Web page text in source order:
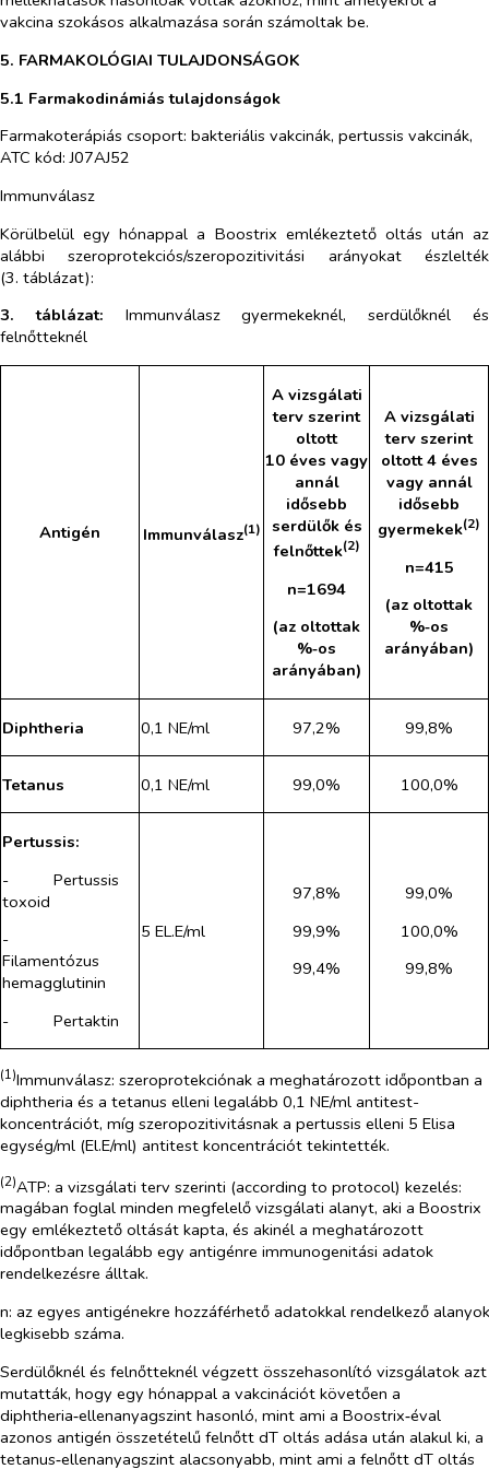
vakcina szokásos alkalmazása során számoltak be.
5. FARMAKOLÓGIAI TULAJDONSÁGOK
5.1 Farmakodinámiás tulajdonságok
Farmakoterápiás csoport: bakteriális vakcinák, pertussis vakcinák,
ATC kód: J07AJ52
Immunválasz
Körülbelül egy hónappal a Boostrix emlékeztető oltás után az
alábbi szeroprotekciós/szeropozitivitási arányokat észlelték
(3. táblázat):
3. táblázat: Immunválasz gyermekeknél, serdülőknél és
felnőtteknél
Antigén Immunválasz(1)
A vizsgálati
terv szerint
oltott
10 éves vagy
annál
idősebb
serdülők és
felnőttek(2)
n=1694
(az oltottak
%‑os
arányában)
A vizsgálati
terv szerint
oltott 4 éves
vagy annál
idősebb
gyermekek(2)
n=415
(az oltottak
%‑os
arányában)
Diphtheria 0,1 NE/ml 97,2% 99,8%
Tetanus 0,1 NE/ml 99,0% 100,0%
Pertussis:
-​
Pertussis
toxoid
-​
Filamentózus
hemagglutinin
-​
Pertaktin
5 EL.E/ml
97,8%
99,9%
99,4%
99,0%
100,0%
99,8%
(1)Immunválasz: szeroprotekciónak a meghatározott időpontban a
diphtheria és a tetanus elleni legalább 0,1 NE/ml antitest-
koncentrációt, míg szeropozitivitásnak a pertussis elleni 5 Elisa
egység/ml (El.E/ml) antitest koncentrációt tekintették.
(2)ATP: a vizsgálati terv szerinti (according to protocol) kezelés:
magában foglal minden megfelelő vizsgálati alanyt, aki a Boostrix
egy emlékeztető oltását kapta, és akinél a meghatározott
időpontban legalább egy antigénre immunogenitási adatok
rendelkezésre álltak.
n: az egyes antigénekre hozzáférhető adatokkal rendelkező alanyok
legkisebb száma.
Serdülőknél és felnőtteknél végzett összehasonlító vizsgálatok azt
mutatták, hogy egy hónappal a vakcinációt követően a
diphtheria‑ellenanyagszint hasonló, mint ami a Boostrix‑éval
azonos antigén összetételű felnőtt dT oltás adása után alakul ki, a
tetanus‑ellenanyagszint alacsonyabb, mint ami a felnőtt dT oltás